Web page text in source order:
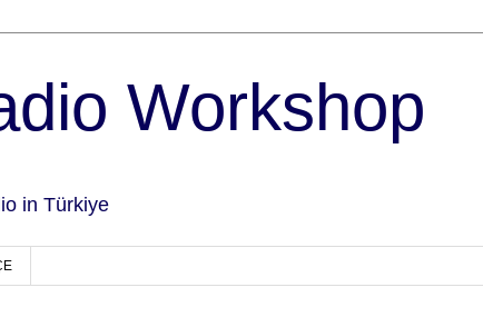
Workshop
in Türkiye